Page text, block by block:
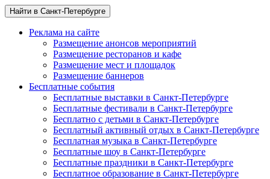
Найти в Санкт-Петербурге
Реклама на сайте
Размещение анонсов мероприятий
Размещение ресторанов и кафе
Размещение мест и площадок
Размещение баннеров
Бесплатные события
Бесплатные выставки в Санкт-Петербурге
Бесплатные фестивали в Санкт-Петербурге
Бесплатно с детьми в Санкт-Петербурге
Бесплатный активный отдых в Санкт-Петербурге
Бесплатная музыка в Санкт-Петербурге
Бесплатные шоу в Санкт-Петербурге
Бесплатные праздники в Санкт-Петербурге
Бесплатное образование в Санкт-Петербурге